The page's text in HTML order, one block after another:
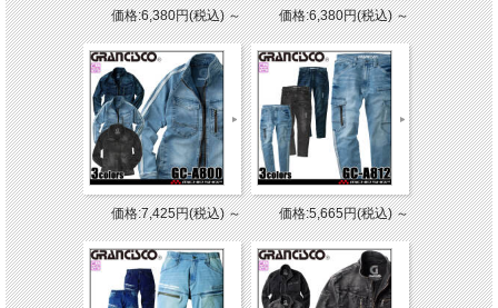
価格:6,380円(税込)～ 価格:6,380円(税込)～
価格:7,425円(税込)～ 価格:5,665円(税込)～